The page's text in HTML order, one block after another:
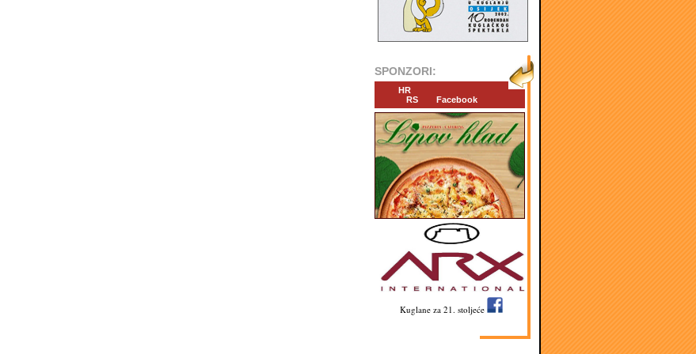
SPONZORI:
HR
RS
Facebook
Kuglane za 21. stoljeće